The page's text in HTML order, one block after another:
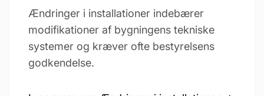
Ændringer i installationer indebærer
modifikationer af bygningens tekniske
systemer og kræver ofte bestyrelsens
godkendelse.